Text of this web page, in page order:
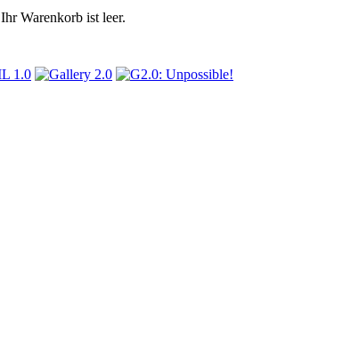
Ihr Warenkorb ist leer.